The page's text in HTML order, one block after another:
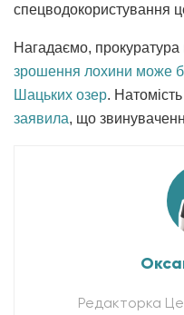
спецводокористування
Нагадаємо,
зрошення лохини може
Шацьких озер.
заявила, що
Редакторка